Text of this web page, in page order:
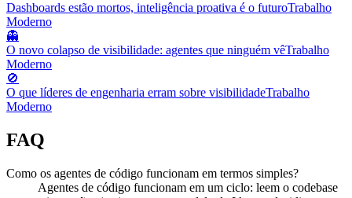
Dashboards estão mortos, inteligência proativa é o futuroTrabalho
Moderno
👻
O novo colapso de visibilidade: agentes que ninguém vêTrabalho
Moderno
🚫
O que líderes de engenharia erram sobre visibilidadeTrabalho
Moderno
FAQ
Como os agentes de código funcionam em termos simples?
Agentes de código funcionam em um ciclo: leem o codebase